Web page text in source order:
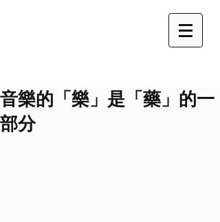
音樂的「樂」是「藥」的一
部分